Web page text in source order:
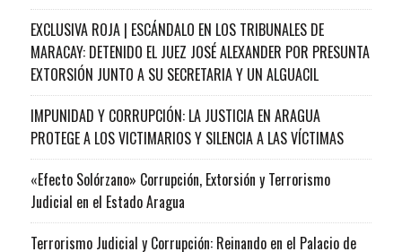
EXCLUSIVA ROJA | ESCÁNDALO EN LOS TRIBUNALES DE
MARACAY: DETENIDO EL JUEZ JOSÉ ALEXANDER POR PRESUNTA
EXTORSIÓN JUNTO A SU SECRETARIA Y UN ALGUACIL
IMPUNIDAD Y CORRUPCIÓN: LA JUSTICIA EN ARAGUA
PROTEGE A LOS VICTIMARIOS Y SILENCIA A LAS VÍCTIMAS
«Efecto Solórzano» Corrupción, Extorsión y Terrorismo
Judicial en el Estado Aragua
Terrorismo Judicial y Corrupción: Reinando en el Palacio de